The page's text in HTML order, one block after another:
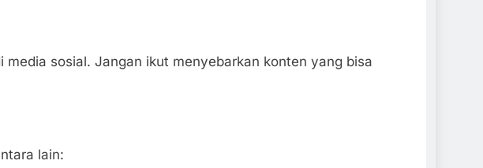
sosial. Jangan ikut menyebarkan konten yang bisa
lain: